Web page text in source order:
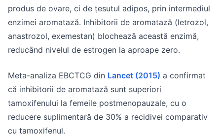
produs de ovare, ci de țesutul adipos, prin intermediul
enzimei aromatază. Inhibitorii de aromatază (letrozol,
anastrozol, exemestan) blochează această enzimă,
reducând nivelul de estrogen la aproape zero.
Meta-analiza EBCTCG din Lancet (2015) a confirmat
că inhibitorii de aromatază sunt superiori
tamoxifenului la femeile postmenopauzale, cu o
reducere suplimentară de 30% a recidivei comparativ
cu tamoxifenul.